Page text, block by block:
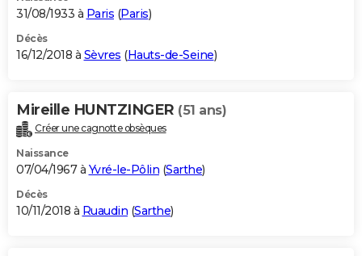
31/08/1933 à Paris (Paris)
Décès
16/12/2018 à Sèvres (Hauts-de-Seine)
Mireille HUNTZINGER (51 ans)
Créer une cagnotte obsèques
Naissance
07/04/1967 à Yvré-le-Pôlin (Sarthe)
Décès
10/11/2018 à Ruaudin (Sarthe)